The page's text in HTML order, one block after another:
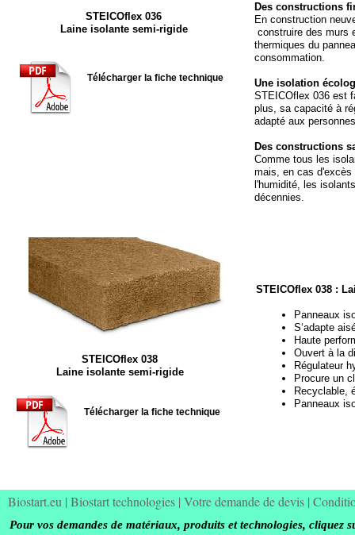
Des constructions
En construction
construire des murs
thermiques du
consommation.
Une isolation
STEICOflex 036 est
plus, sa capacité à
adapté aux
Des constructions
Comme tous les
mais, en cas d'excès
l'humidité, les
décennies.
STEICOflex 036
Laine isolante semi-rigide
STEICOflex 038 :
Panneaux
S‘adapte
Haute
Ouvert à la
Régulateur
Procure un
Recyclable,
Panneaux
STEICOflex 038
Laine isolante semi-rigide
Télécharger la fiche technique
Télécharger la fiche technique
Pour vos demandes de matériaux, produits et technologies, cliquez
Biostart.eu | Biostart technologies | Votre demande de devis |